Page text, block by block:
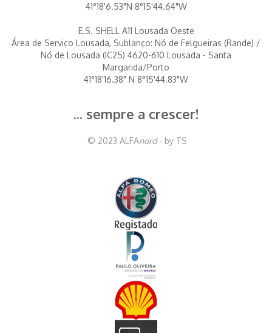
41°18'6.53"N 8°15'44.64"W
E.S. SHELL A11 Lousada Oeste
Área de Serviço Lousada, Sublanço: Nó de Felgueiras (Rande) /
Nó de Lousada (IC25) 4620-610 Lousada - Santa
Margarida/Porto
41°18'16.38" N 8°15'44.83"W
... sempre a crescer!
© 2023 ALFAnord- by TS